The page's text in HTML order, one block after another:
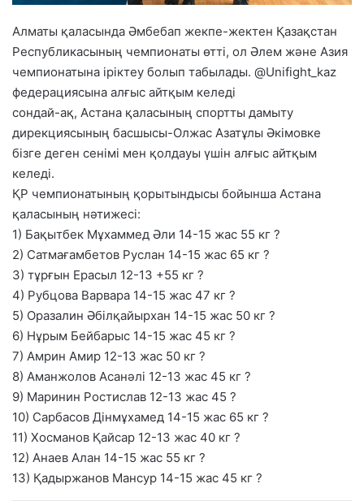
Алматы қаласында Әмбебап жекпе-жектен Қазақстан
Республикасының чемпионаты өтті, ол Әлем және Азия
чемпионатына іріктеу болып табылады. @Unifight_kaz
федерациясына алғыс айтқым келеді
сондай-ақ, Астана қаласының спортты дамыту
дирекциясының басшысы-Олжас Азатұлы Әкімовке
бізге деген сенімі мен қолдауы үшін алғыс айтқым
келеді.
ҚР чемпионатының қорытындысы бойынша Астана
қаласының нәтижесі:
1) Бақытбек Мұхаммед Әли 14-15 жас 55 кг ?
2) Сатмағамбетов Руслан 14-15 жас 65 кг ?
3) тұрғын Ерасыл 12-13 +55 кг ?
4) Рубцова Варвара 14-15 жас 47 кг ?
5) Оразалин Әбілқайырхан 14-15 жас 50 кг ?
6) Нұрым Бейбарыс 14-15 жас 45 кг ?
7) Амрин Амир 12-13 жас 50 кг ?
8) Аманжолов Асанәлі 12-13 жас 45 кг ?
9) Маринин Ростислав 12-13 жас 45 ?
10) Сарбасов Дінмұхамед 14-15 жас 65 кг ?
11) Хосманов Қайсар 12-13 жас 40 кг ?
12) Анаев Алан 14-15 жас 55 кг ?
13) Қадыржанов Мансур 14-15 жас 45 кг ?